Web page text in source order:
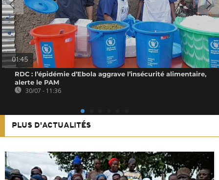
01:45
RDC : l’épidémie d’Ebola aggrave l’insécurité alimentaire,
alerte le PAM
30/07 - 11:36
PLUS D'ACTUALITÉS